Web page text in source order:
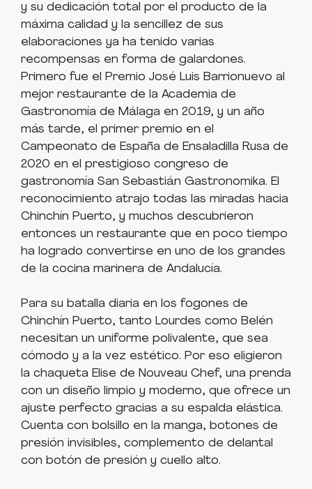
y su dedicación total por el producto de la
máxima calidad y la sencillez de sus
elaboraciones ya ha tenido varias
recompensas en forma de galardones.
Primero fue el Premio José Luis Barrionuevo al
mejor restaurante de la Academia de
Gastronomía de Málaga en 2019, y un año
más tarde, el primer premio en el
Campeonato de España de Ensaladilla Rusa de
2020 en el prestigioso congreso de
gastronomía San Sebastián Gastronomika. El
reconocimiento atrajo todas las miradas hacia
Chinchín Puerto, y muchos descubrieron
entonces un restaurante que en poco tiempo
ha logrado convertirse en uno de los grandes
de la cocina marinera de Andalucía.
Para su batalla diaria en los fogones de
Chinchín Puerto, tanto Lourdes como Belén
necesitan un uniforme polivalente, que sea
cómodo y a la vez estético. Por eso eligieron
la chaqueta Elise de Nouveau Chef, una prenda
con un diseño limpio y moderno, que ofrece un
ajuste perfecto gracias a su espalda elástica.
Cuenta con bolsillo en la manga, botones de
presión invisibles, complemento de delantal
con botón de presión y cuello alto.